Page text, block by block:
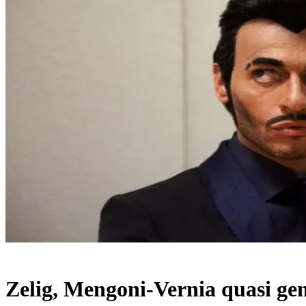
Zelig, Mengoni-Vernia quasi